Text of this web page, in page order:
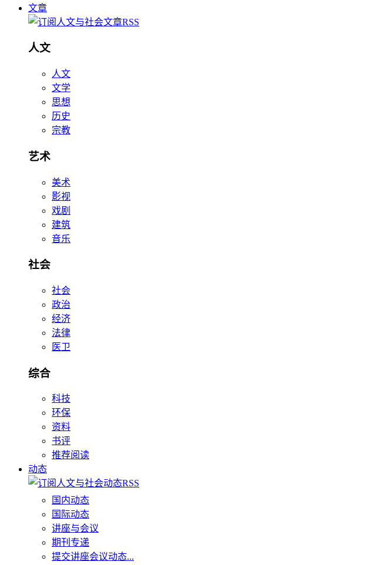
文章
人文
人文
文学
思想
历史
宗教
艺术
美术
影视
戏剧
建筑
音乐
社会
社会
政治
经济
法律
医卫
综合
科技
环保
资料
书评
推荐阅读
动态
国内动态
国际动态
讲座与会议
期刊专递
提交讲座会议动态...